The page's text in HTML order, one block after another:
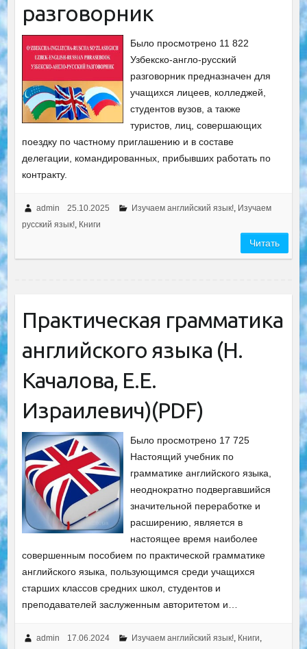
разговорник
Было просмотрено 11 822
Узбекско-англо-русский
разговорник предназначен для
учащихся лицеев, колледжей,
студентов вузов, а также
туристов, лиц, совершающих
поездку по частному приглашению и в составе
делегации, командированных, прибывших работать по
контракту.
admin 25.10.2025 Изучаем английский язык!, Изучаем
русский язык!, Книги
Читать
Практическая грамматика
английского языка (Н.
Качалова, Е.Е.
Израилевич)(PDF)
Было просмотрено 17 725
Настоящий учебник по
грамматике английского языка,
неоднократно подвергавшийся
значительной переработке и
расширению, является в
настоящее время наиболее
совершенным пособием по практической грамматике
английского языка, пользующимся среди учащихся
старших классов средних школ, студентов и
преподавателей заслуженным авторитетом и…
admin 17.06.2024 Изучаем английский язык!, Книги,